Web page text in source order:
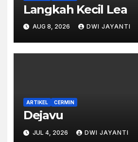
Langkah Kecil Lea
AUG 8, 2026 DWI JAYANTI
ARTIKEL CERMIN
Dejavu
JUL 4, 2026 DWI JAYANTI